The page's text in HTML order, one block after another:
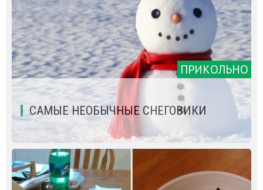
ПРИКОЛЬНО
САМЫЕ НЕОБЫЧНЫЕ СНЕГОВИКИ